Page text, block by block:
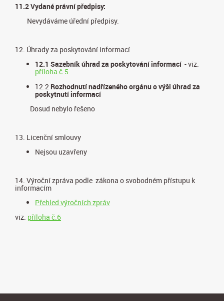
11.2 Vydané právní předpisy:
Nevydáváme úřední předpisy.
12. Úhrady za poskytování informací
12.1 Sazebník úhrad za poskytování informací - viz.
příloha č.5
12.2 Rozhodnutí nadřízeného orgánu o výši úhrad za
poskytnutí informací
Dosud nebylo řešeno
13. Licenční smlouvy
Nejsou uzavřeny
14. Výroční zpráva podle zákona o svobodném přístupu k
informacím
Přehled výročních zpráv
viz. příloha č.6